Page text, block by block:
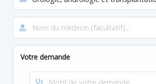
Votre demande